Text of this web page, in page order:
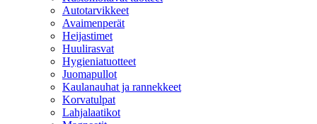
Autotarvikkeet
Avaimenperät
Heijastimet
Huulirasvat
Hygieniatuotteet
Juomapullot
Kaulanauhat ja rannekkeet
Korvatulpat
Lahjalaatikot